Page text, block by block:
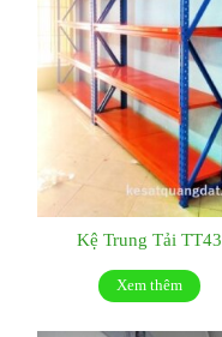
Kệ Trung Tải TT43
Xem thêm